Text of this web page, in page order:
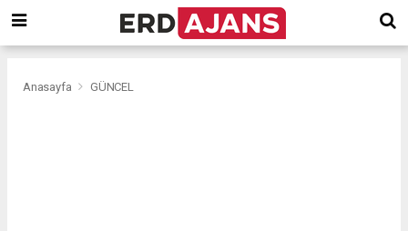
Anasayfa GÜNCEL